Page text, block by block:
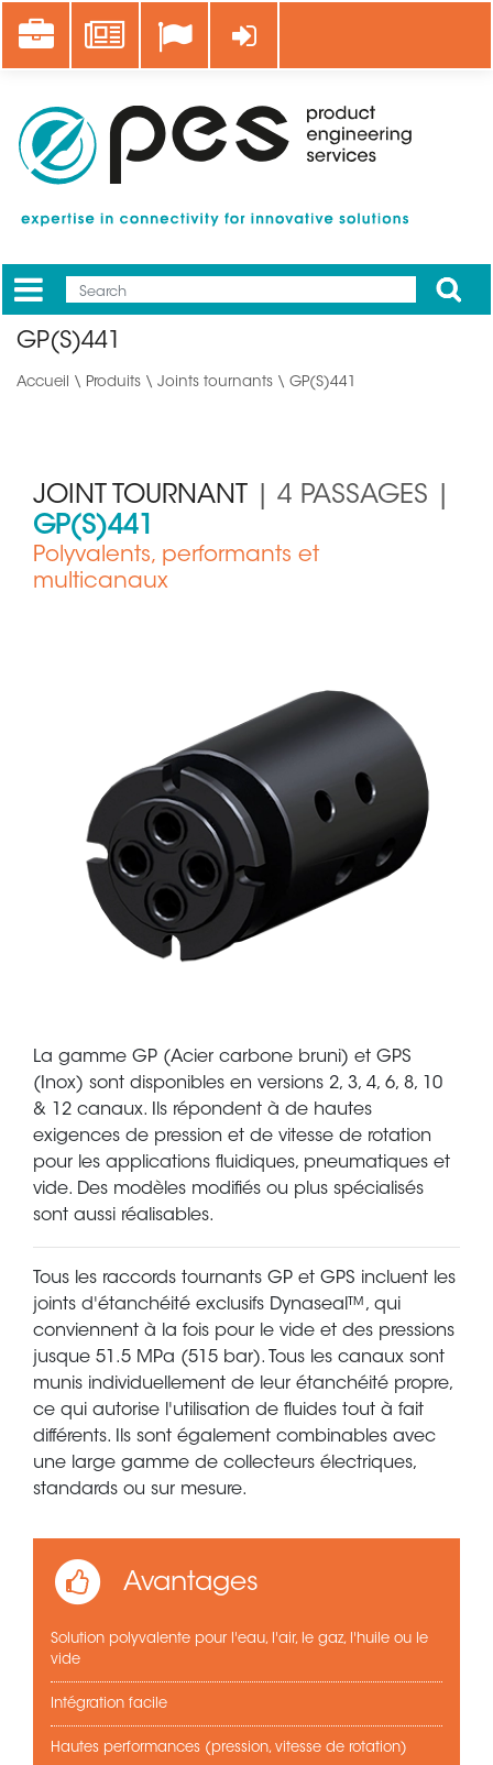
au
contenu
Career News Se connecter
Mobile
Main
Apply
GP(S)441
Accueil \ Produits \ Joints tournants \ GP(S)441
JOINT TOURNANT
| 4 PASSAGES |
GP(S)441
Polyvalents, performants et
multicanaux
La gamme GP (Acier carbone bruni) et GPS
(Inox) sont disponibles en versions 2, 3, 4, 6, 8, 10
& 12 canaux. Ils répondent à de hautes
exigences de pression et de vitesse de rotation
pour les applications fluidiques, pneumatiques et
vide. Des modèles modifiés ou plus spécialisés
sont aussi réalisables.
Tous les raccords tournants GP et GPS incluent les
joints d'étanchéité exclusifs Dynaseal™, qui
conviennent à la fois pour le vide et des pressions
jusque 51.5 MPa (515 bar). Tous les canaux sont
munis individuellement de leur étanchéité propre,
ce qui autorise l'utilisation de fluides tout à fait
différents. Ils sont également combinables avec
une large gamme de collecteurs électriques,
standards ou sur mesure.
Avantages
Solution polyvalente pour l'eau, l'air, le gaz, l'huile ou le
vide
Intégration facile
Hautes performances (pression, vitesse de rotation)